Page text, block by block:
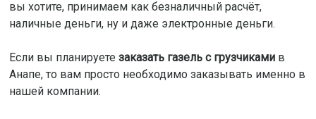
вы хотите, принимаем как безналичный расчёт,
наличные деньги, ну и даже электронные деньги.
Если вы планируете заказать газель с грузчикамив
Анапе, то вам просто необходимо заказывать именно в
нашей компании.